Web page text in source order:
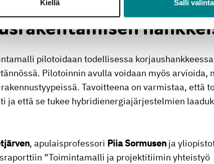
Kiellä Salli valinta
pilotoidaan todellisessa
Pilotoinnin avulla voidaan myös arvioida,
Tavoitteena on varmistaa, että
ja että se tukee hybridienergiajärjestelmien
, apulaisprofessori Piia Sormusen ja
”Toimintamalli ja projektitiimin yhteistyö